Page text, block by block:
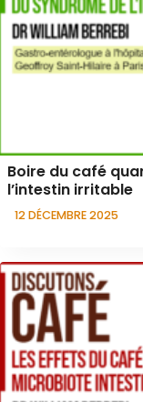
Boire du café
l’intestin irritable
12 DÉCEMBRE 2025